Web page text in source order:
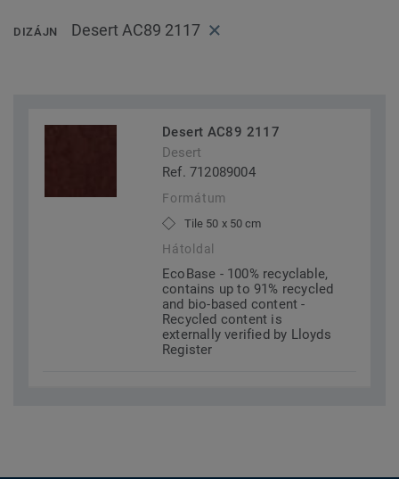
DIZÁJN Desert AC89 2117
Desert AC89 2117
Desert
Ref. 712089004
Formátum
Tile 50 x 50 cm
Hátoldal
EcoBase - 100% recyclable,
contains up to 91% recycled
and bio-based content -
Recycled content is
externally verified by Lloyds
Register